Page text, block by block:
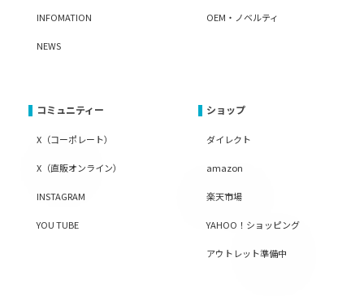
INFOMATION
NEWS
OEM・ノベルティ
コミュニティー
X（コーポレート）
X（直販オンライン）
INSTAGRAM
YOU TUBE
ショップ
ダイレクト
amazon
楽天市場
YAHOO！ショッピング
アウトレット準備中